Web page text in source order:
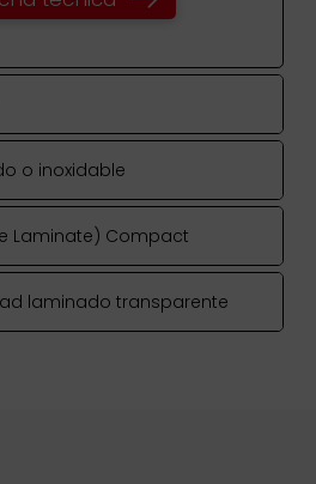
o inoxidable
Laminate) Compact
laminado transparente